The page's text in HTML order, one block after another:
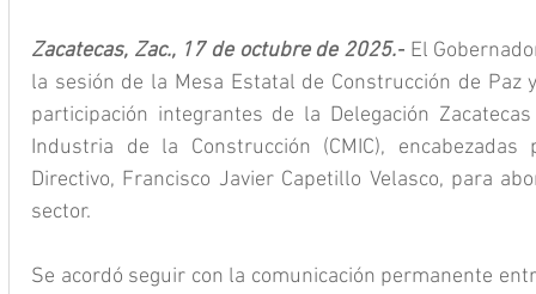
Zacatecas, Zac., 17 de octubre de 2025.- El
la sesión de la Mesa Estatal de Construcción de Paz
participación integrantes de la Delegación
Industria de la Construcción (CMIC),
Directivo, Francisco Javier Capetillo Velasco, para
sector.
Se acordó seguir con la comunicación permanente